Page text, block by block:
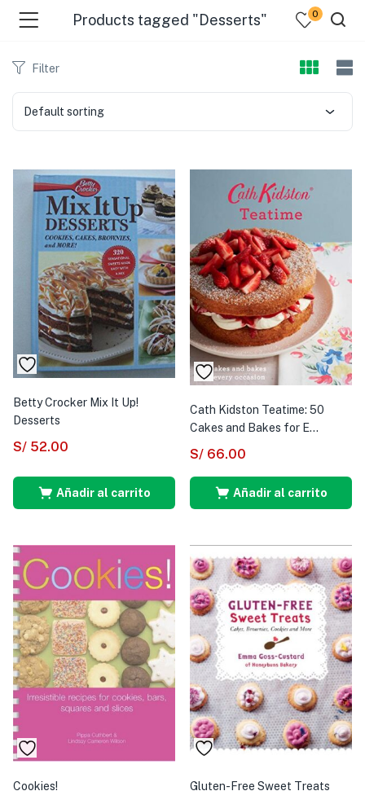
Products tagged "Desserts" 0
Filter
Default sorting
Betty Crocker Mix It Up!
Desserts
S/ 52.00
Añadir al carrito
Cath Kidston Teatime: 50
Cakes and Bakes for E...
S/ 66.00
Añadir al carrito
Cookies! Gluten-Free Sweet Treats